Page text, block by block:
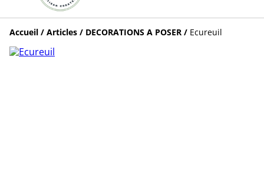
Accueil / Articles / DECORATIONS A POSER / Ecureuil